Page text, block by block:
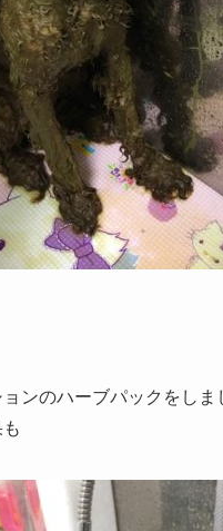
ンのハーブパックをしま